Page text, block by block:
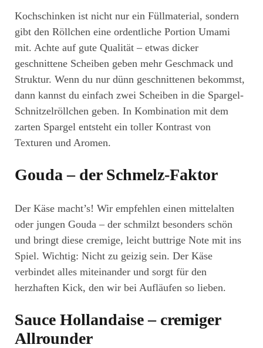
Kochschinken ist nicht nur ein Füllmaterial, sondern
gibt den Röllchen eine ordentliche Portion Umami
mit. Achte auf gute Qualität – etwas dicker
geschnittene Scheiben geben mehr Geschmack und
Struktur. Wenn du nur dünn geschnittenen bekommst,
dann kannst du einfach zwei Scheiben in die Spargel-
Schnitzelröllchen geben. In Kombination mit dem
zarten Spargel entsteht ein toller Kontrast von
Texturen und Aromen.
Gouda – der Schmelz-Faktor
Der Käse macht’s! Wir empfehlen einen mittelalten
oder jungen Gouda – der schmilzt besonders schön
und bringt diese cremige, leicht buttrige Note mit ins
Spiel. Wichtig: Nicht zu geizig sein. Der Käse
verbindet alles miteinander und sorgt für den
herzhaften Kick, den wir bei Aufläufen so lieben.
Sauce Hollandaise – cremiger
Allrounder